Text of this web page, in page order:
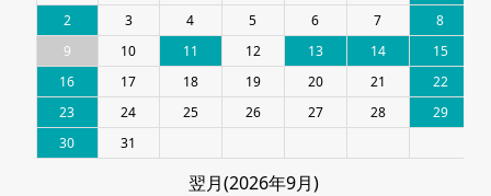
2
3 4 5 6 7
8
9
10 11 12 13 14
15
16
17 18 19 20 21
22
23
24 25 26 27 28
29
30
31
翌月(2026年9月)